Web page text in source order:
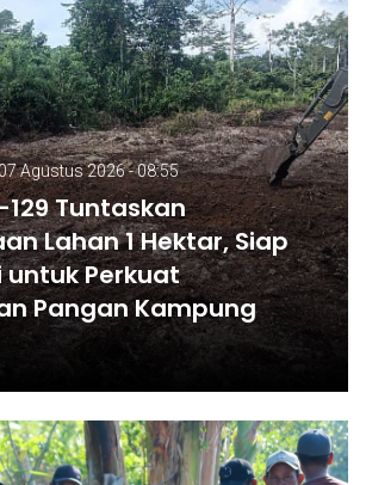
Agustus 2026 - 08:55
129 Tuntaskan
Lahan 1 Hektar, Siap
Perkuat
Pangan Kampung